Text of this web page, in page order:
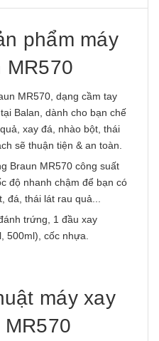
phẩm máy
MR570
MR570, dạng cầm tay
Balan, dành cho bạn chế
xay đá, nhào bột, thái
sẽ thuận tiện & an toàn.
Braun MR570 công suất
độ nhanh chậm để bạn có
đá, thái lát rau quả...
trứng, 1 đầu xay
500ml), cốc nhựa.
máy xay